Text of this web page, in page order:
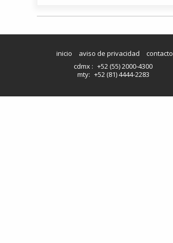
inicio aviso de privacidad
contacto
cdmx : +52 (55) 2000-4300
mty: +52 (81) 4444-2283